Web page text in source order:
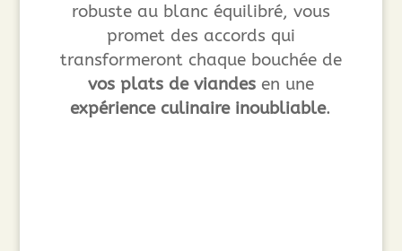
robuste au blanc équilibré, vous
promet des accords qui
transformeront chaque bouchée de
vos plats de viandesen une
expérience culinaire inoubliable.